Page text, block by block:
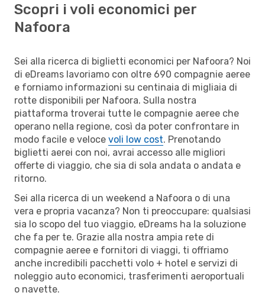
Scopri i voli economici per
Nafoora
Sei alla ricerca di biglietti economici per Nafoora? Noi
di eDreams lavoriamo con oltre 690 compagnie aeree
e forniamo informazioni su centinaia di migliaia di
rotte disponibili per Nafoora. Sulla nostra
piattaforma troverai tutte le compagnie aeree che
operano nella regione, così da poter confrontare in
modo facile e veloce voli low cost. Prenotando
biglietti aerei con noi, avrai accesso alle migliori
offerte di viaggio, che sia di sola andata o andata e
ritorno.
Sei alla ricerca di un weekend a Nafoora o di una
vera e propria vacanza? Non ti preoccupare: qualsiasi
sia lo scopo del tuo viaggio, eDreams ha la soluzione
che fa per te. Grazie alla nostra ampia rete di
compagnie aeree e fornitori di viaggi, ti offriamo
anche incredibili pacchetti volo + hotel e servizi di
noleggio auto economici, trasferimenti aeroportuali
o navette.